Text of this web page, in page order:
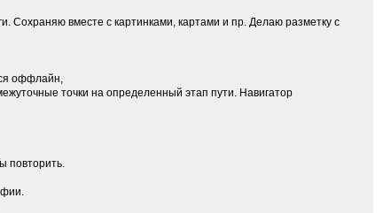
Сохраняю вместе с картинками, картами и пр. Делаю разметку с
оффлайн,
точки на определенный этап пути. Навигатор
повторить.